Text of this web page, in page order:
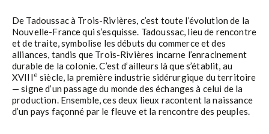
De Tadoussac à Trois-Rivières, c’est toute l’évolution de la
Nouvelle-France qui s’esquisse. Tadoussac, lieu de rencontre
et de traite, symbolise les débuts du commerce et des
alliances, tandis que Trois-Rivières incarne l’enracinement
durable de la colonie. C’est d’ailleurs là que s’établit, au
XVIII e siècle, la première industrie sidérurgique du territoire
— signe d’un passage du monde des échanges à celui de la
production. Ensemble, ces deux lieux racontent la naissance
d’un pays façonné par le fleuve et la rencontre des peuples.